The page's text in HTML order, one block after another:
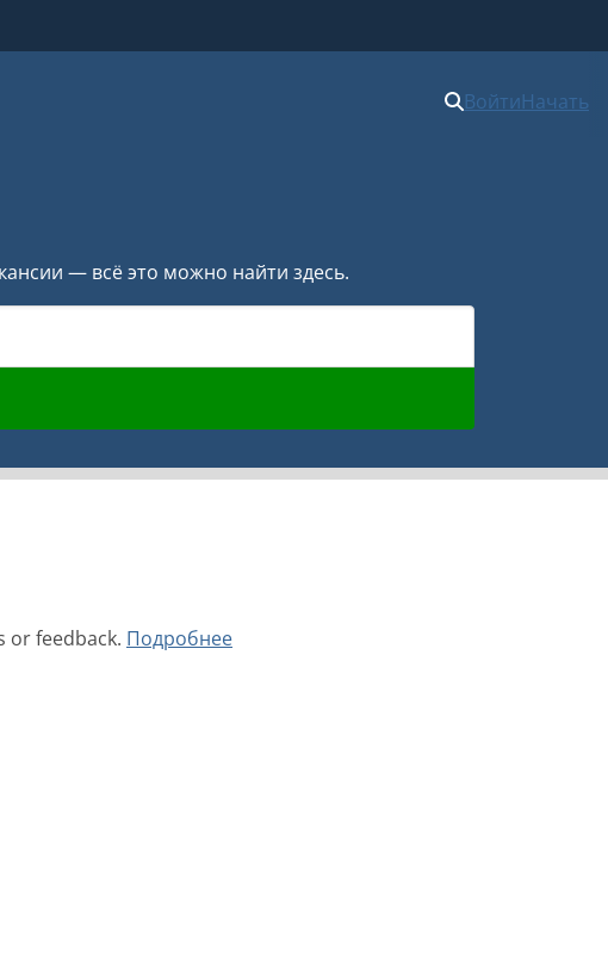
ВойтиНачать
— всё это можно найти здесь.
or feedback. Подробнее